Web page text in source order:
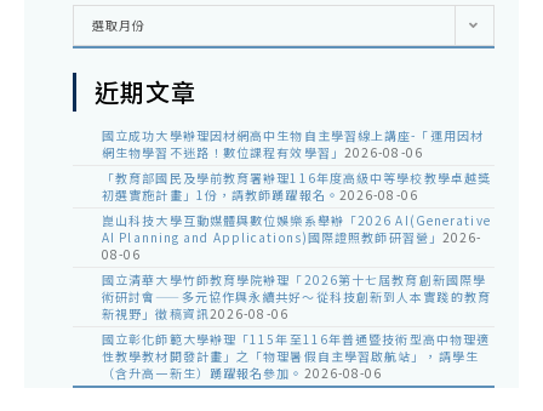
彙
選取月份
近期文章
國立成功大學辦理因材網高中生物自主學習線上講座-「運用因材
網生物學習不迷路！數位課程有效學習」 2026-08-06
「教育部國民及學前教育署辦理116年度高級中等學校教學卓越獎
初選實施計畫」1份，請教師踴躍報名。 2026-08-06
崑山科技大學互動媒體與數位娛樂系舉辦「2026 AI(Generative
AI Planning and Applications)國際證照教師研習營」 2026-
08-06
國立清華大學竹師教育學院辦理「2026第十七屆教育創新國際學
術研討會——多元協作與永續共好～從科技創新到人本實踐的教育
新視野」徵稿資訊2026-08-06
國立彰化師範大學辦理「115年至116年普通暨技術型高中物理適
性教學教材開發計畫」之「物理暑假自主學習啟航站」，請學生
（含升高一新生）踴躍報名參加。 2026-08-06